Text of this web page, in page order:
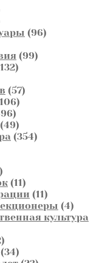
9696
9999
132132
5757
106106
496
товаров
4949
товаров
354354
1111
товаров
1111
товаров
44
культура
22
товара
3434